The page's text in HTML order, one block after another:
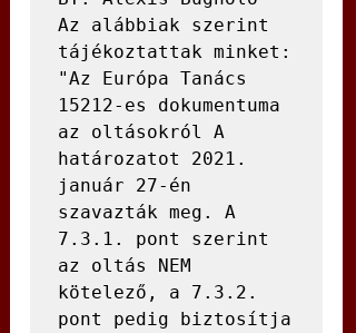
Az alábbiak szerint
tájékoztattak minket:
"Az Európa Tanács
15212-es dokumentuma
az oltásokról A
határozatot 2021.
január 27-én
szavazták meg. A
7.3.1. pont szerint
az oltás NEM
kötelező, a 7.3.2.
pont pedig biztosítja